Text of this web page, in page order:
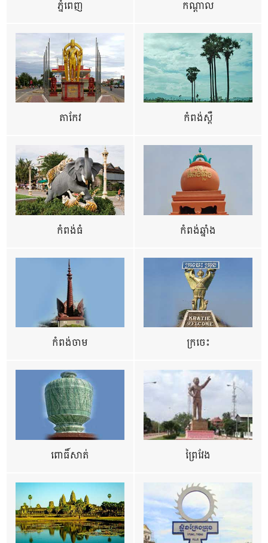
ភ្នំពេញ កណ្តាល
តាកែវ កំពង់ស្ពឺ
កំពង់ធំ កំពង់ឆ្នាំង
កំពង់ចាម ក្រចេះ
ពោធិ៍សាត់ ព្រៃវែង